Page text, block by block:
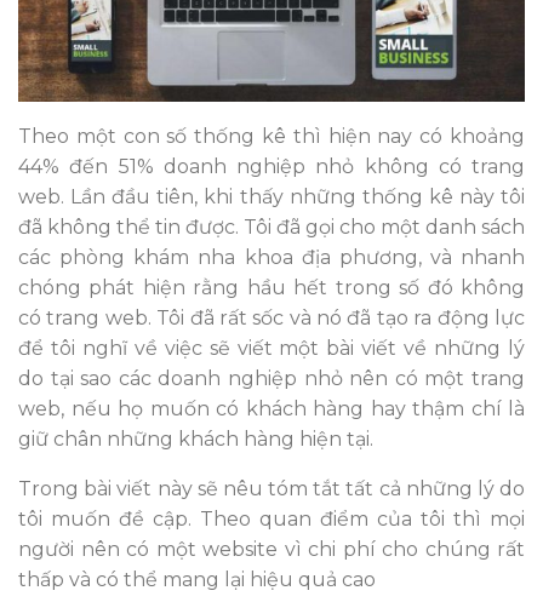
Theo một con số thống kê thì hiện nay có khoảng
44% đến 51% doanh nghiệp nhỏ không có trang
web. Lần đầu tiên, khi thấy những thống kê này tôi
đã không thể tin được. Tôi đã gọi cho một danh sách
các phòng khám nha khoa địa phương, và nhanh
chóng phát hiện rằng hầu hết trong số đó không
có trang web. Tôi đã rất sốc và nó đã tạo ra động lực
để tôi nghĩ về việc sẽ viết một bài viết về những lý
do tại sao các doanh nghiệp nhỏ nên có một trang
web, nếu họ muốn có khách hàng hay thậm chí là
giữ chân những khách hàng hiện tại.
Trong bài viết này sẽ nêu tóm tắt tất cả những lý do
tôi muốn đề cập. Theo quan điểm của tôi thì mọi
người nên có một website vì chi phí cho chúng rất
thấp và có thể mang lại hiệu quả cao